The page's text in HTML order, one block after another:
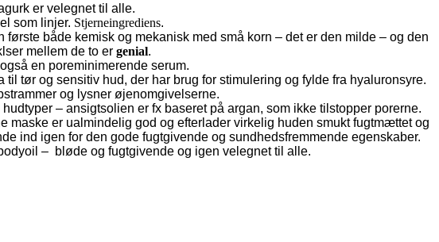
er velegnet til alle.
som linjer. Stjerneingrediens.
både kemisk og mekanisk med små korn – det er den milde – og den
mellem de to er genial.
en poreminimerende serum.
tør og sensitiv hud, der har brug for stimulering og fylde fra hyaluronsyre.
og lysner øjenomgivelserne.
– ansigtsolien er fx baseret på argan, som ikke tilstopper porerne.
maske er ualmindelig god og efterlader virkelig huden smukt fugtmættet og
ind igen for den gode fugtgivende og sundhedsfremmende egenskaber.
– bløde og fugtgivende og igen velegnet til alle.